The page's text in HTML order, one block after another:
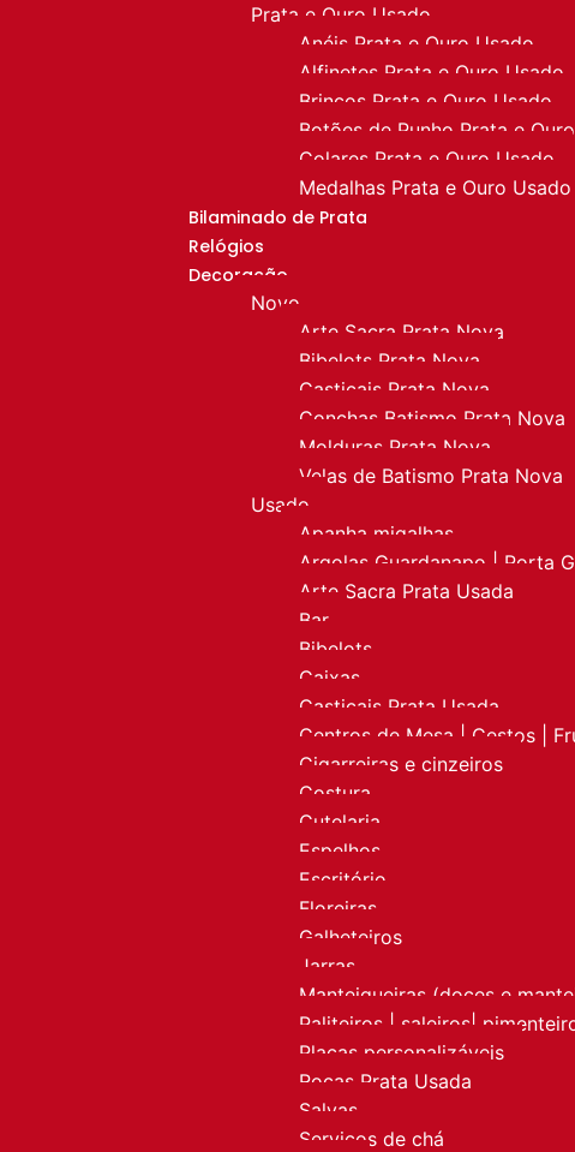
Prata e Ouro Usado
Anéis Prata e Ouro Usado
Alfinetes Prata e Ouro Usado
Brincos Prata e Ouro Usado
Botões de Punho Prata e
Colares Prata e Ouro Usado
Medalhas Prata e Ouro Usado
Bilaminado de Prata
Relógios
Decoração
Novo
Arte Sacra Prata Nova
Bibelots Prata Nova
Castiçais Prata Nova
Conchas Batismo Prata Nova
Molduras Prata Nova
Velas de Batismo Prata Nova
Usado
Apanha migalhas
Argolas Guardanapo | Porta
Arte Sacra Prata Usada
Bar
Bibelots
Caixas
Castiçais Prata Usada
Centros de Mesa | Cestos |
Cigarreiras e cinzeiros
Costura
Cutelaria
Espelhos
Escritório
Floreiras
Galheteiros
Jarras
Manteigueiras (doces e
Paliteiros | saleiros|
Placas personalizáveis
Rocas Prata Usada
Salvas
Serviços de chá